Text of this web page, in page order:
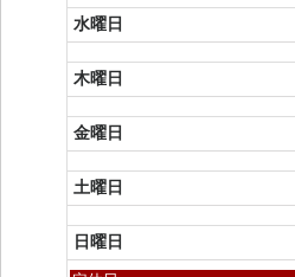
水曜日
木曜日
金曜日
土曜日
日曜日